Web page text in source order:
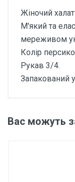
Жіночий
М'який та
мереживом
Колір
Рукав 3/4.
Запакований
Вас можуть